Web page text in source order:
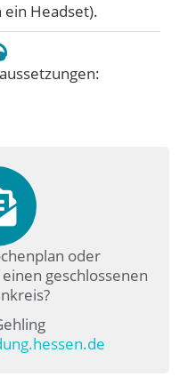
Headset).
oder
geschlossenen